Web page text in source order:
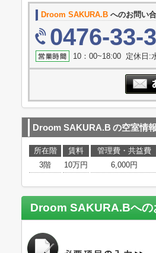
Droom SAKURA.B へのお問い
0476-33-
10：00~18:00 定休日:
Droom SAKURA.B の空室情報
所在階 賃料 管理費・共益費
3階
10万円 6,000円
Droom SAKURA.Bへの